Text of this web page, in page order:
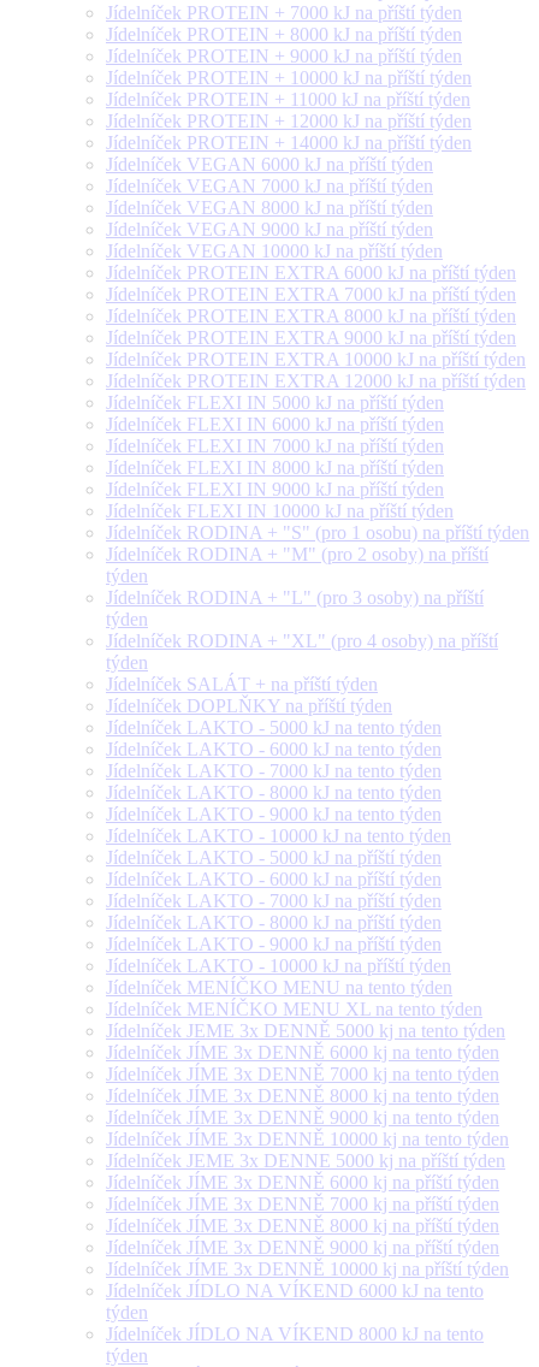
Jídelníček PROTEIN + 7000 kJ na příští týden
Jídelníček PROTEIN + 8000 kJ na příští týden
Jídelníček PROTEIN + 9000 kJ na příští týden
Jídelníček PROTEIN + 10000 kJ na příští týden
Jídelníček PROTEIN + 11000 kJ na příští týden
Jídelníček PROTEIN + 12000 kJ na příští týden
Jídelníček PROTEIN + 14000 kJ na příští týden
Jídelníček VEGAN 6000 kJ na příští týden
Jídelníček VEGAN 7000 kJ na příští týden
Jídelníček VEGAN 8000 kJ na příští týden
Jídelníček VEGAN 9000 kJ na příští týden
Jídelníček VEGAN 10000 kJ na příští týden
Jídelníček PROTEIN EXTRA 6000 kJ na příští týden
Jídelníček PROTEIN EXTRA 7000 kJ na příští týden
Jídelníček PROTEIN EXTRA 8000 kJ na příští týden
Jídelníček PROTEIN EXTRA 9000 kJ na příští týden
Jídelníček PROTEIN EXTRA 10000 kJ na příští týden
Jídelníček PROTEIN EXTRA 12000 kJ na příští týden
Jídelníček FLEXI IN 5000 kJ na příští týden
Jídelníček FLEXI IN 6000 kJ na příští týden
Jídelníček FLEXI IN 7000 kJ na příští týden
Jídelníček FLEXI IN 8000 kJ na příští týden
Jídelníček FLEXI IN 9000 kJ na příští týden
Jídelníček FLEXI IN 10000 kJ na příští týden
Jídelníček RODINA + "S" (pro 1 osobu) na příští týden
Jídelníček RODINA + "M" (pro 2 osoby) na příští
týden
Jídelníček RODINA + "L" (pro 3 osoby) na příští
týden
Jídelníček RODINA + "XL" (pro 4 osoby) na příští
týden
Jídelníček SALÁT + na příští týden
Jídelníček DOPLŇKY na příští týden
Jídelníček LAKTO - 5000 kJ na tento týden
Jídelníček LAKTO - 6000 kJ na tento týden
Jídelníček LAKTO - 7000 kJ na tento týden
Jídelníček LAKTO - 8000 kJ na tento týden
Jídelníček LAKTO - 9000 kJ na tento týden
Jídelníček LAKTO - 10000 kJ na tento týden
Jídelníček LAKTO - 5000 kJ na příští týden
Jídelníček LAKTO - 6000 kJ na příští týden
Jídelníček LAKTO - 7000 kJ na příští týden
Jídelníček LAKTO - 8000 kJ na příští týden
Jídelníček LAKTO - 9000 kJ na příští týden
Jídelníček LAKTO - 10000 kJ na příští týden
Jídelníček MENÍČKO MENU na tento týden
Jídelníček MENÍČKO MENU XL na tento týden
Jídelníček JEME 3x DENNĚ 5000 kj na tento týden
Jídelníček JÍME 3x DENNĚ 6000 kj na tento týden
Jídelníček JÍME 3x DENNĚ 7000 kj na tento týden
Jídelníček JÍME 3x DENNĚ 8000 kj na tento týden
Jídelníček JÍME 3x DENNĚ 9000 kj na tento týden
Jídelníček JÍME 3x DENNĚ 10000 kj na tento týden
Jídelníček JEME 3x DENNE 5000 kj na příští týden
Jídelníček JÍME 3x DENNĚ 6000 kj na příští týden
Jídelníček JÍME 3x DENNĚ 7000 kj na příští týden
Jídelníček JÍME 3x DENNĚ 8000 kj na příští týden
Jídelníček JÍME 3x DENNĚ 9000 kj na příští týden
Jídelníček JÍME 3x DENNĚ 10000 kj na příští týden
Jídelníček JÍDLO NA VÍKEND 6000 kJ na tento
týden
Jídelníček JÍDLO NA VÍKEND 8000 kJ na tento
týden